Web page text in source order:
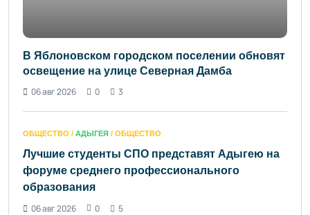
В Яблоновском городском поселении обновят
освещение на улице Северная Дамба
06 авг 2026
0 3
ОБЩЕСТВО / АДЫГЕЯ / ОБЩЕСТВО
Лучшие студенты СПО представят Адыгею на
форуме среднего профессионального
образования
06 авг 2026
0 5